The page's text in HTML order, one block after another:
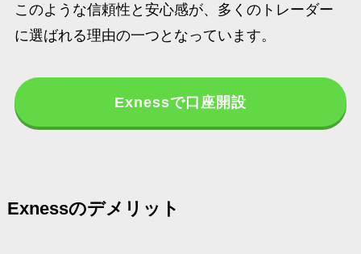
このような信頼性と安心感が、多くのトレーダー
に選ばれる理由の一つとなっています。
Exnessで口座開設
Exnessのデメリット